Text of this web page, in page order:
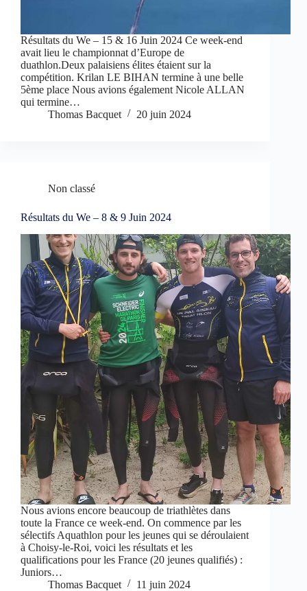
Résultats du We – 15 & 16 Juin 2024 Ce week-end
avait lieu le championnat d’Europe de
duathlon.Deux palaisiens élites étaient sur la
compétition. Krilan LE BIHAN termine à une belle
5ème place Nous avions également Nicole ALLAN
qui termine…
Thomas Bacquet
20 juin 2024
Non classé
Résultats du We – 8 & 9 Juin 2024
Nous avions encore beaucoup de triathlètes dans
toute la France ce week-end. On commence par les
sélectifs Aquathlon pour les jeunes qui se déroulaient
à Choisy-le-Roi, voici les résultats et les
qualifications pour les France (20 jeunes qualifiés) :
Juniors…
Thomas Bacquet
11 juin 2024